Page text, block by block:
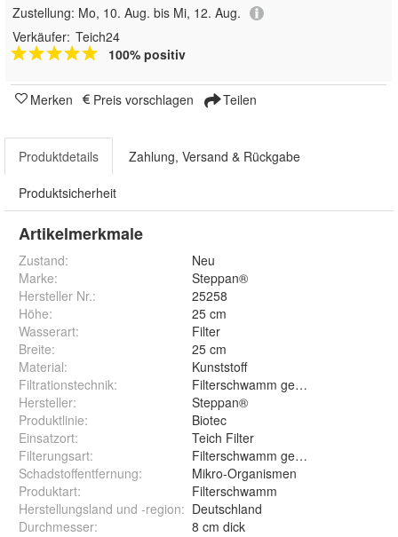
Zustellung: Mo, 10. Aug. bis Mi, 12. Aug.
Verkäufer: Teich24
100% positiv
Merken Preis vorschlagen Teilen
Produktdetails Zahlung, Versand & Rückgabe
Produktsicherheit
Artikelmerkmale
Zustand:
Neu
Marke:
Steppan®
Hersteller Nr.:
25258
Höhe:
25 cm
Wasserart:
Filter
Breite:
25 cm
Material:
Kunststoff
Filtrationstechnik:
Filterschwamm geschlitzt
Hersteller:
Steppan®
Produktlinie:
Biotec
Einsatzort:
Teich Filter
Filterungsart:
Filterschwamm geschlitzt
Schadstoffentfernung:
Mikro-Organismen
Produktart:
Filterschwamm
Herstellungsland und -region: Deutschland
Durchmesser: 8 cm dick